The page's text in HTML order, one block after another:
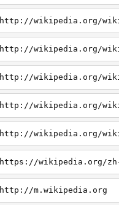
http://wikipedia.org/
http://wikipedia.org/
http://wikipedia.org/
http://wikipedia.org/
http://wikipedia.org/wiki/
http://m.wikipedia.org